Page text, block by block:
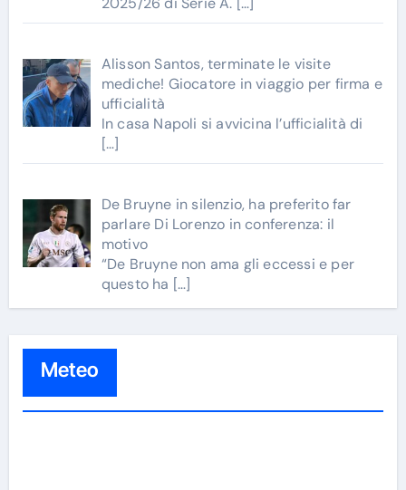
Alisson Santos, terminate le visite
mediche! Giocatore in viaggio per firma e
ufficialità
In casa Napoli si avvicina l’ufficialità di
[…]
De Bruyne in silenzio, ha preferito far
parlare Di Lorenzo in conferenza: il
motivo
“De Bruyne non ama gli eccessi e per
questo ha […]
Meteo